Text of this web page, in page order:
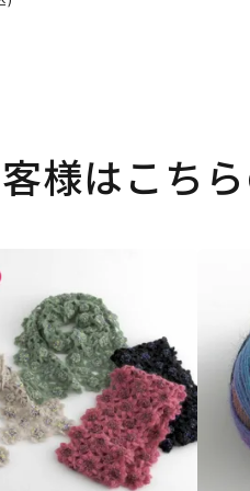
様はこち